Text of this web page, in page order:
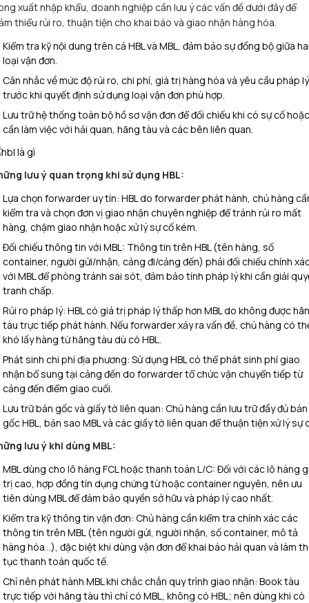
xuất nhập khẩu, doanh nghiệp cần lưu ý các vấn đề dưới đây để
thiểu rủi ro, thuận tiện cho khai báo và giao nhận hàng hóa.​
Kiểm tra kỹ nội dung trên cả HBL và MBL, đảm bảo sự đồng bộ giữa
loại vận đơn.
Cân nhắc về mức độ rủi ro, chi phí, giá trị hàng hóa và yêu cầu pháp lý
trước khi quyết định sử dụng loại vận đơn phù hợp.
Lưu trữ hệ thống toàn bộ hồ sơ vận đơn để đối chiếu khi có sự cố hoặc
cần làm việc với hải quan, hãng tàu và các bên liên quan.
lưu ý quan trọng khi sử dụng HBL:
Lựa chọn forwarder uy tín: HBL do forwarder phát hành, chủ hàng
kiểm tra và chọn đơn vị giao nhận chuyên nghiệp để tránh rủi ro mất
hàng, chậm giao nhận hoặc xử lý sự cố kém.​
Đối chiếu thông tin với MBL: Thông tin trên HBL (tên hàng, số
container, người gửi/nhận, cảng đi/cảng đến) phải đối chiếu chính
với MBL để phòng tránh sai sót, đảm bảo tính pháp lý khi cần giải
tranh chấp.​
Rủi ro pháp lý: HBL có giá trị pháp lý thấp hơn MBL do không được
tàu trực tiếp phát hành. Nếu forwarder xảy ra vấn đề, chủ hàng có
khó lấy hàng từ hãng tàu dù có HBL.​
Phát sinh chi phí địa phương: Sử dụng HBL có thể phát sinh phí giao
nhận bổ sung tại cảng đến do forwarder tổ chức vận chuyển tiếp từ
cảng đến điểm giao cuối.​
Lưu trữ bản gốc và giấy tờ liên quan: Chủ hàng cần lưu trữ đầy đủ bản
gốc HBL, bản sao MBL và các giấy tờ liên quan để thuận tiện xử lý sự
lưu ý khi dùng MBL:
MBL dùng cho lô hàng FCL hoặc thanh toán L/C: Đối với các lô hàng
trị cao, hợp đồng tín dụng chứng từ hoặc container nguyên, nên ưu
tiên dùng MBL để đảm bảo quyền sở hữu và pháp lý cao nhất.​
Kiểm tra kỹ thông tin vận đơn: Chủ hàng cần kiểm tra chính xác các
thông tin trên MBL (tên người gửi, người nhận, số container, mô tả
hàng hóa…), đặc biệt khi dùng vận đơn để khai báo hải quan và làm
tục thanh toán quốc tế.​
Chỉ nên phát hành MBL khi chắc chắn quy trình giao nhận: Book tàu
trực tiếp với hãng tàu thì chỉ có MBL, không có HBL; nên dùng khi có